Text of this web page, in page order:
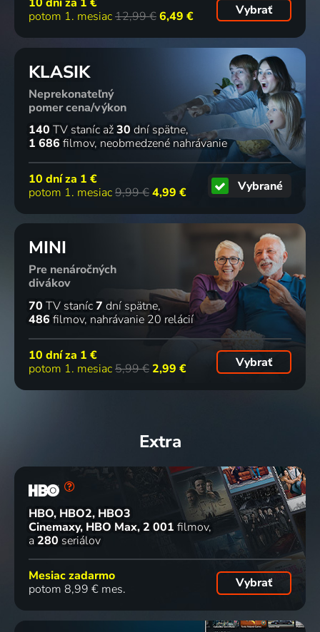
potom 1. mesiac12,99 €6,49 € Vybrať
KLASIK
Neprekonateľný
pomer cena/výkon
140 TV staníc až30 dní spätne
1 686 filmov neobmedzené nahrávanie
10 dní za 1 €
potom 1. mesiac9,99 €4,99 € Vybrané
MINI
Pre nenáročných
divákov
70 TV staníc7 dní spätne
486 filmov nahrávanie 20 relácií
10 dní za 1 €
potom 1. mesiac5,99 € 2,99 € Vybrať
Extra
HBO, HBO2, HBO3
Cinemaxy, HBO Max 2 001 filmov
a 280 seriálov
Mesiac zadarmo
potom 8,99 € mes.
Vybrať